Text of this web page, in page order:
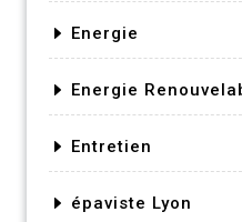
Energie
Energie
Entretien
épaviste Lyon